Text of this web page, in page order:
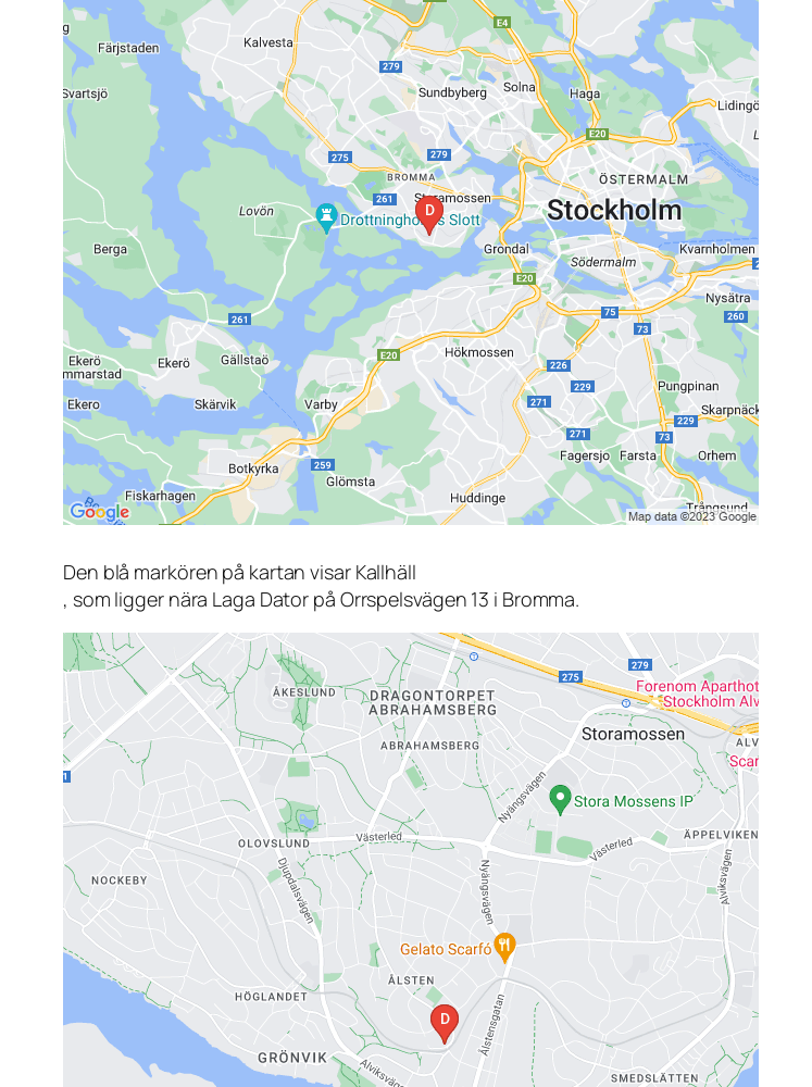
Den blå markören på kartan visar Kallhäll
, som ligger nära Laga Dator på Orrspelsvägen 13 i Bromma.